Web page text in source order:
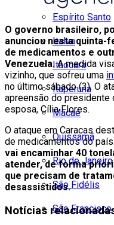
Espírito Santo
Italva
Itaocara
Itaperuna
Macaé
Quissamã
Rio de Janeiro
São Fidélis
São Francisco
O governo brasileiro,
anunciou nesta quinta-
de medicamentos e
Venezuela.A medida
vizinho, que sofreu uma
no último sábado (3). O
apreensão do presidente
esposa, Cília Flores.
O ataque em Caracas
de medicamentos do
vai encaminhar 40
atender, de forma
que precisam de
desassistidos.
Notícias